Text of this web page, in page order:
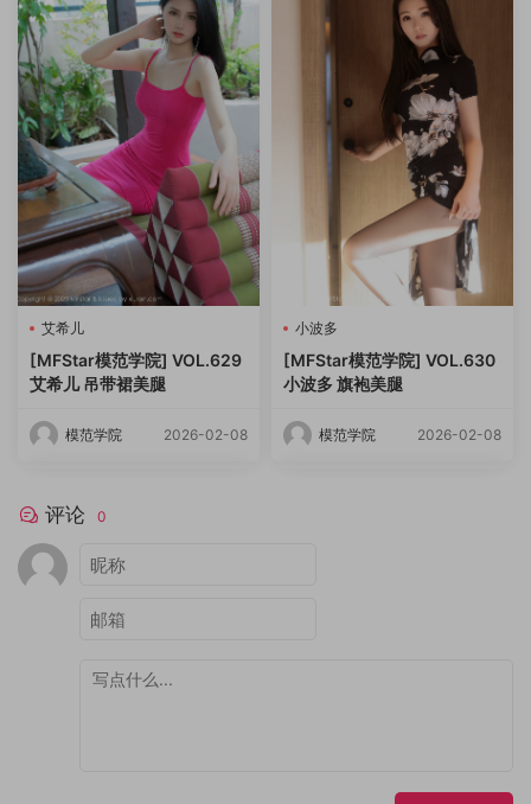
艾希儿
[MFStar模范学院] VOL.629
艾希儿 吊带裙美腿
模范学院 2026-02-08
小波多
[MFStar模范学院] VOL.630
小波多 旗袍美腿
模范学院 2026-02-08
评论 0